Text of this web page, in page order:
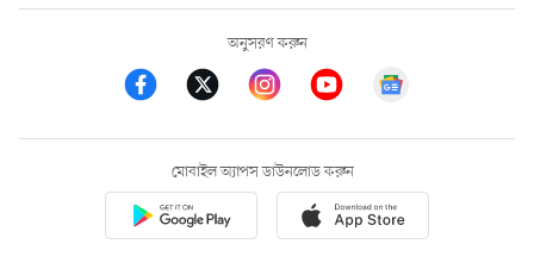
অনুসরণ করুন
মোবাইল অ্যাপস ডাউনলোড করুন